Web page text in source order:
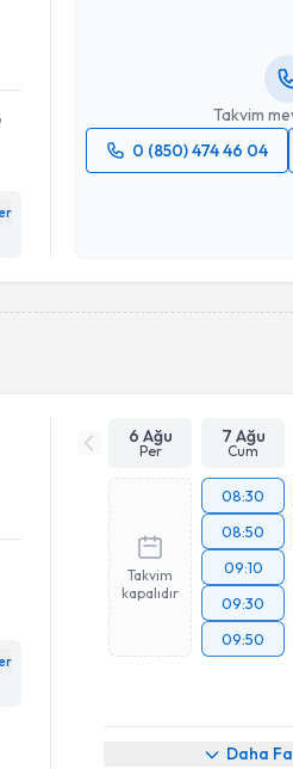
Takvim
0 (850) 474 46 04
Takvim
6 Ağu
Per
7 Ağu
Cum
Takvim
kapalıdır
08:30
08:50
09:10
09:30
09:50
Daha